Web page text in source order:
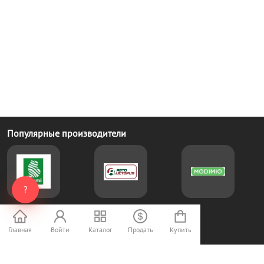
?
Популярные производители
Интернет-магазин
Главная Войти Каталог Продать Купить